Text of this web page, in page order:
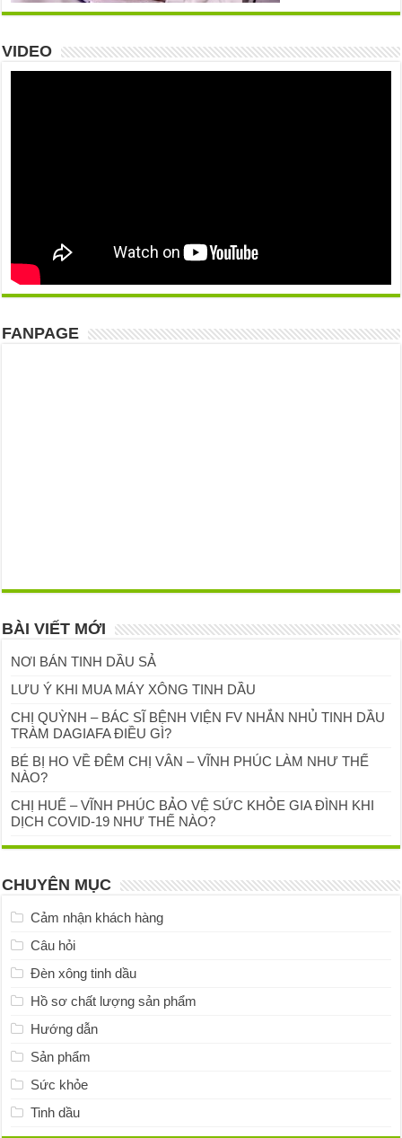
VIDEO
FANPAGE
BÀI VIẾT MỚI
NƠI BÁN TINH DẦU SẢ
LƯU Ý KHI MUA MÁY XÔNG TINH DẦU
CHỊ QUỲNH – BÁC SĨ BỆNH VIỆN FV NHẮN NHỦ TINH DẦU
TRÀM DAGIAFA ĐIỀU GÌ?
BÉ BỊ HO VỀ ĐÊM CHỊ VÂN – VĨNH PHÚC LÀM NHƯ THẾ
NÀO?
CHỊ HUẾ – VĨNH PHÚC BẢO VỆ SỨC KHỎE GIA ĐÌNH KHI
DỊCH COVID-19 NHƯ THẾ NÀO?
CHUYÊN MỤC
Cảm nhận khách hàng
Câu hỏi
Đèn xông tinh dầu
Hồ sơ chất lượng sản phẩm
Hướng dẫn
Sản phẩm
Sức khỏe
Tinh dầu